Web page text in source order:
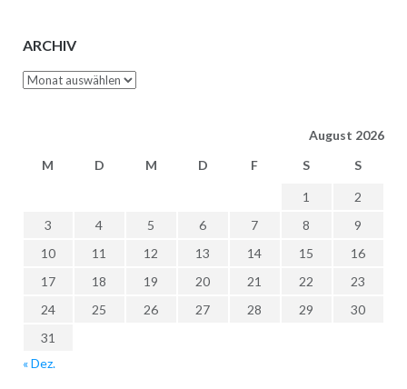
ARCHIV
Archiv
August 2026
M
D M D F S S
1
2
3
4 5 6 7 8
9
10
11 12 13 14 15
16
17
18 19 20 21 22
23
24
25 26 27 28 29
30
31
« Dez.